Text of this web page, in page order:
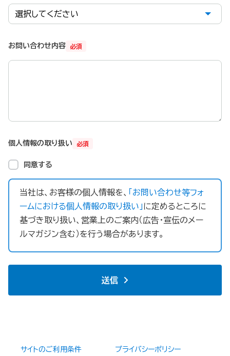
必須
お問い合わせ内容
必須
個人情報の取り扱い
同意する
当社は、お客様の個人情報を、
「お問い合わせ等フォ
ームにおける個人情報の取り扱い」に定めるところに
基づき取り扱い、営業上のご案内（広告・宣伝のメー
ルマガジン含む）を行う場合があります。
送信
サイトのご利用条件 プライバシーポリシー